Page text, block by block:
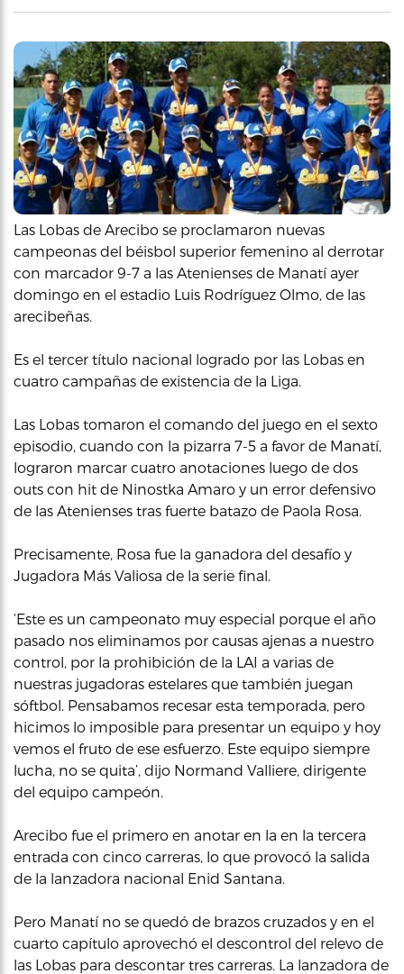
Las Lobas de Arecibo se proclamaron nuevas
campeonas del béisbol superior femenino al derrotar
con marcador 9-7 a las Atenienses de Manatí ayer
domingo en el estadio Luis Rodríguez Olmo, de las
arecibeñas.
Es el tercer título nacional logrado por las Lobas en
cuatro campañas de existencia de la Liga.
Las Lobas tomaron el comando del juego en el sexto
episodio, cuando con la pizarra 7-5 a favor de Manatí,
lograron marcar cuatro anotaciones luego de dos
outs con hit de Ninostka Amaro y un error defensivo
de las Atenienses tras fuerte batazo de Paola Rosa.
Precisamente, Rosa fue la ganadora del desafío y
Jugadora Más Valiosa de la serie final.
‘Este es un campeonato muy especial porque el año
pasado nos eliminamos por causas ajenas a nuestro
control, por la prohibición de la LAI a varias de
nuestras jugadoras estelares que también juegan
sóftbol. Pensabamos recesar esta temporada, pero
hicimos lo imposible para presentar un equipo y hoy
vemos el fruto de ese esfuerzo. Este equipo siempre
lucha, no se quita’, dijo Normand Valliere, dirigente
del equipo campeón.
Arecibo fue el primero en anotar en la en la tercera
entrada con cinco carreras, lo que provocó la salida
de la lanzadora nacional Enid Santana.
Pero Manatí no se quedó de brazos cruzados y en el
cuarto capítulo aprovechó el descontrol del relevo de
las Lobas para descontar tres carreras. La lanzadora de